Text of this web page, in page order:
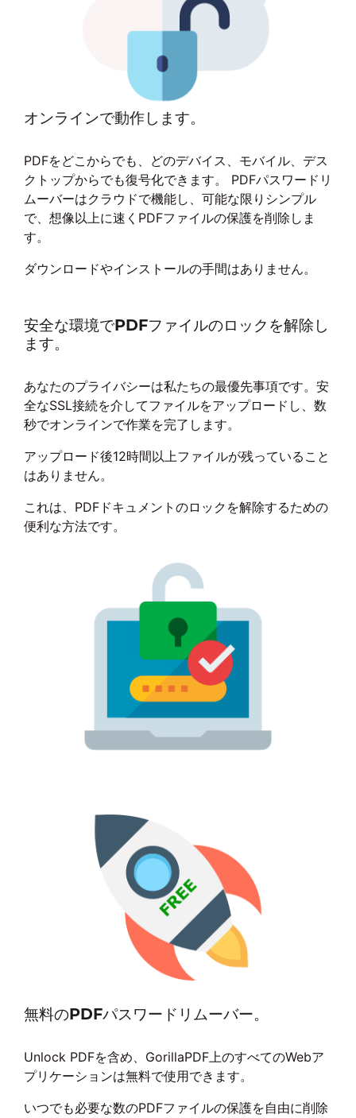
オンラインで動作します。
PDFをどこからでも、どのデバイス、モバイル、デス
クトップからでも復号化できます。 PDFパスワードリ
ムーバーはクラウドで機能し、可能な限りシンプル
で、想像以上に速くPDFファイルの保護を削除しま
す。
ダウンロードやインストールの手間はありません。
安全な環境でPDFファイルのロックを解除し
ます。
あなたのプライバシーは私たちの最優先事項です。安
全なSSL接続を介してファイルをアップロードし、数
秒でオンラインで作業を完了します。
アップロード後12時間以上ファイルが残っていること
はありません。
これは、PDFドキュメントのロックを解除するための
便利な方法です。
無料のPDFパスワードリムーバー。
Unlock PDFを含め、GorillaPDF上のすべてのWebア
プリケーションは無料で使用できます。
いつでも必要な数のPDFファイルの保護を自由に削除